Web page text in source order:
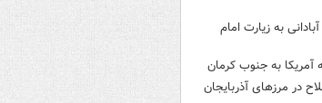
به زیارت امام
آمریکا به جنوب کرمان
سلاح در مرزهای آذربایجان